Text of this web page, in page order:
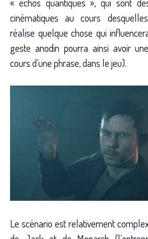
cinématiques au cours
réalise quelque chose qui
geste anodin pourra ainsi avoir
cours d’une phrase, dans le jeu).
Le scénario est relativement